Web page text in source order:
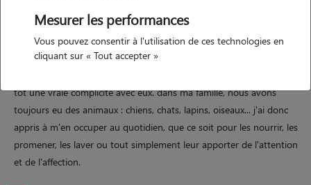
Expérience
tôt une vraie complicité avec eux. dans ma famille, nous avons
toujours eu des animaux : chiens, chats, lapins, oiseaux... j'ai donc
appris à m'en occuper au quotidien, que ce soit pour les nourrir, les
promener, les laver ou tout simplement leur apporter de l'attention
et de l'affection.
Mesurer les performances
Vous pouvez consentir à l'utilisation de ces technologies en
cliquant sur « Tout accepter »